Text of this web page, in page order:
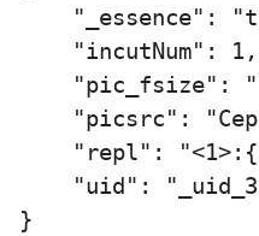
"_essence":
    "incutNum": 1,
"pic_fsize":
"picsrc":
"repl":
"uid":